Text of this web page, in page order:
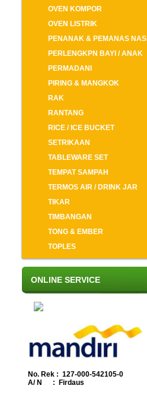
OVEN KOMPOR
OVEN LISTRIK
PENANAK & PEMANAS NASI
PERLENGKPN BAYI / ANAK
PERMADANI
PIRING & MANGKOK
RAK
RANTANG
RICE / ICE BUCKET
SETRIKAAN
TABLEWARE SET
TEMPAT SAMPAH
TERMOS AIR / DRINK JAR
TIKAR
TIMBANGAN
TONG & EMBER
TOPLES
ONLINE SERVICE
No. Rek : 127-000-542105-0
A/ N : Firdaus